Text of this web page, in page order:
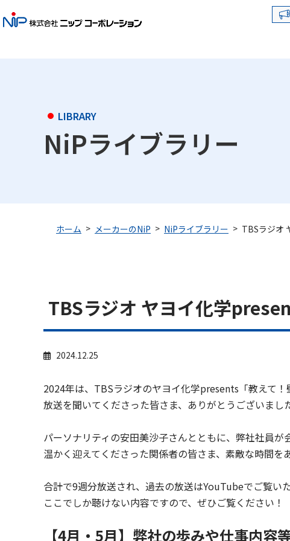
NiPライブラリー
LIBRARY
ホーム メーカーのNiP NiPライブラリー TBSラジオ
TBSラジオ ヤヨイ化学
2024.12.25
2024年は、TBSラジオのヤヨイ化学presents「教えて！
放送を聞いてくださった皆さま、ありがとうございまし
パーソナリティの安田美沙子さんとともに、弊社社員
温かく迎えてくださった関係者の皆さま、素敵な時間を
合計で9週分放送され、過去の放送はYouTubeでご覧い
ここでしか聴けない内容ですので、ぜひご覧ください！
【4月・5月】弊社の歩みや仕事内容